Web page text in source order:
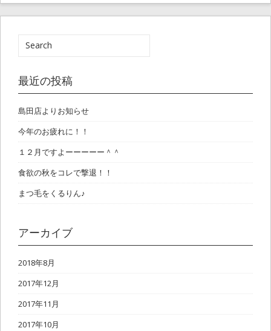
最近の投稿
島田店よりお知らせ
今年のお疲れに！！
１２月ですよーーーーー＾＾
食欲の秋をコレで撃退！！
まつ毛をくるりん♪
アーカイブ
2018年8月
2017年12月
2017年11月
2017年10月